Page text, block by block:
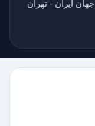
ایران - تهران